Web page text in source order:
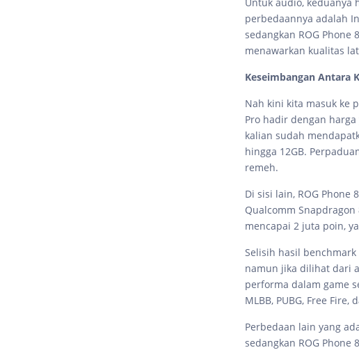
perbedaannya adalah
sedangkan ROG
menawarkan kualitas
Keseimbangan Antara
Nah kini kita masuk ke
Pro hadir dengan
kalian sudah
hingga 12GB.
remeh.
Di sisi lain, ROG
Qualcomm Snapdragon
mencapai 2 juta poin,
Selisih hasil
namun jika dilihat dari
performa dalam game
MLBB, PUBG, Free
Perbedaan lain yang
sedangkan ROG Phone